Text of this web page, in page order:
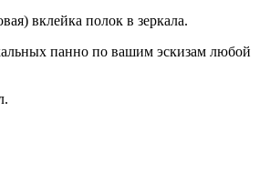
вклейка полок в зеркала.
панно по вашим эскизам любой